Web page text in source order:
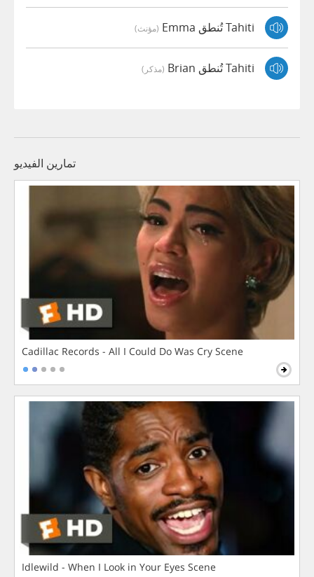
Tahiti تُنطق Emma (مؤنث)
Tahiti تُنطق Brian (مذكر)
تمارين الفيديو
Cadillac Records - All I Could Do Was Cry Scene
Idlewild - When I Look in Your Eyes Scene